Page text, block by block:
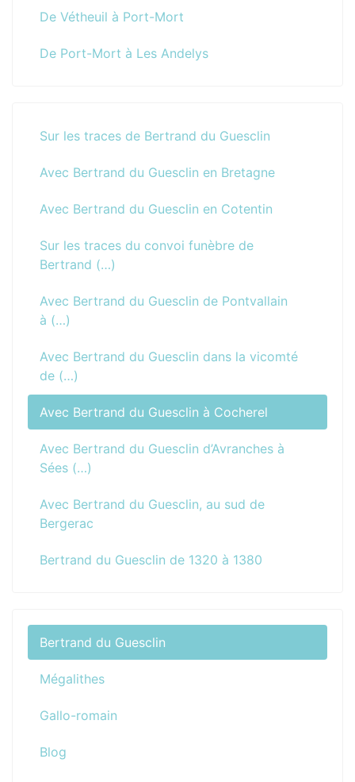
De Vétheuil à Port-Mort
De Port-Mort à Les Andelys
Sur les traces de Bertrand du Guesclin
Avec Bertrand du Guesclin en Bretagne
Avec Bertrand du Guesclin en Cotentin
Sur les traces du convoi funèbre de
Bertrand (…)
Avec Bertrand du Guesclin de Pontvallain
à (…)
Avec Bertrand du Guesclin dans la vicomté
de (…)
Avec Bertrand du Guesclin à Cocherel
Avec Bertrand du Guesclin d’Avranches à
Sées (…)
Avec Bertrand du Guesclin, au sud de
Bergerac
Bertrand du Guesclin de 1320 à 1380
Bertrand du Guesclin
Mégalithes
Gallo-romain
Blog